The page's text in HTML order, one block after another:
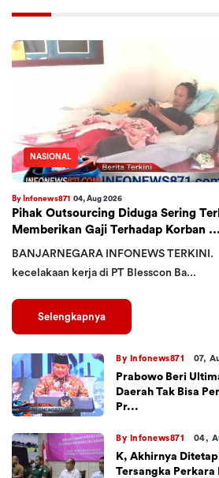
NASIONAL
By Infonews871 04, Aug 2026
Pihak Outsourcing Diduga Sering
Memberikan Gaji Terhadap Korban ...
BANJARNEGARA INFONEWS
kecelakaan kerja di PT Blesscon Ba...
Selengkapnya
By Infonews871 07,
Prabowo Beri
Daerah Tak Bisa
Pr...
By Infonews871 04,
K, Akhirnya
Tersangka Perkara